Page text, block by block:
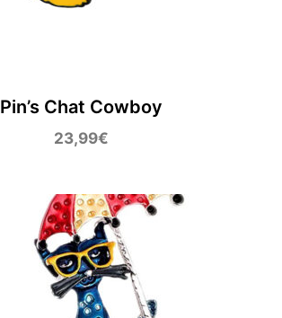
Pin’s Chat Cowboy
23,99€